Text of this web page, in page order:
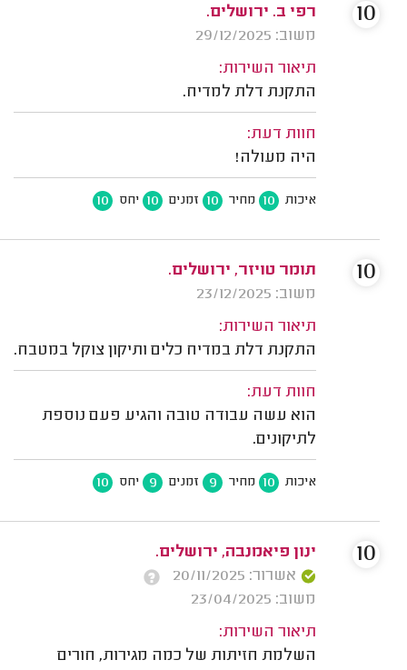
רפי ב. ירושלים.
משוב: 29/12/2025
תיאור השירות:
התקנת דלת למדיח.
חוות דעת:
היה מעולה!
איכות 10 מחיר 10 זמנים 10 יחס 10
10
תומר טויזר, ירושלים.
משוב: 23/12/2025
תיאור השירות:
התקנת דלת במדיח כלים ותיקון צוקל במטבח.
חוות דעת:
הוא עשה עבודה טובה והגיע פעם נוספת
לתיקונים.
איכות 10 מחיר 9 זמנים 9 יחס 10
10
ינון פיאמנבה, ירושלים.
אשרור: 20/11/2025
משוב: 23/04/2025
תיאור השירות:
השלמת חזיתות של כמה מגירות, חורים
10